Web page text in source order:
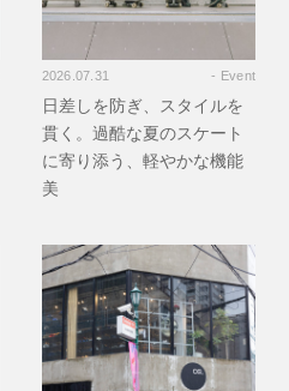
2026.07.31 - Event
日差しを防ぎ、スタイルを
貫く。過酷な夏のスケート
に寄り添う、軽やかな機能
美